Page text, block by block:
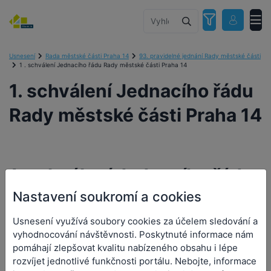
Usnesení Rada městské části Praha 14
93. pravidelné jednání Rady městské části
1 . schválení Jednacího řádu Rady městské části Praha 14
1. schválení Jednacího řádu
Rady městské části Praha 14
1. schválení Jednacího řádu
Rady městské části Praha 14
Číslo návrhu:
Číslo usnesení:458/RMČ/2022
Předkladatel:Zajac Jiří
Nastavení soukromí a cookies
Usnesení využívá soubory cookies za účelem sledování a
vyhodnocování návštěvnosti. Poskytnuté informace nám
pomáhají zlepšovat kvalitu nabízeného obsahu i lépe
rozvíjet jednotlivé funkčnosti portálu. Nebojte, informace